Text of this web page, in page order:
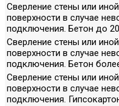
Сверление стены или
поверхности в случае
подключения. Бетон до
Сверление стены или
поверхности в случае
подключения. Бетон
Сверление стены или
поверхности в случае
подключения.